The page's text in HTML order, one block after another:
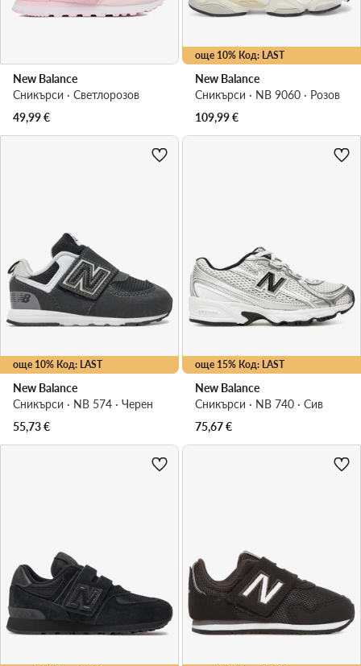
New Balance
Сникърси · Светлорозов
49,99€
още 10% Код: LAST
New Balance
Сникърси · NB 9060 · Розов
109,99€
още 10% Код: LAST
New Balance
Сникърси · NB 574 · Черен
55,73€
още 15% Код: LAST
New Balance
Сникърси · NB 740 · Сив
75,67€